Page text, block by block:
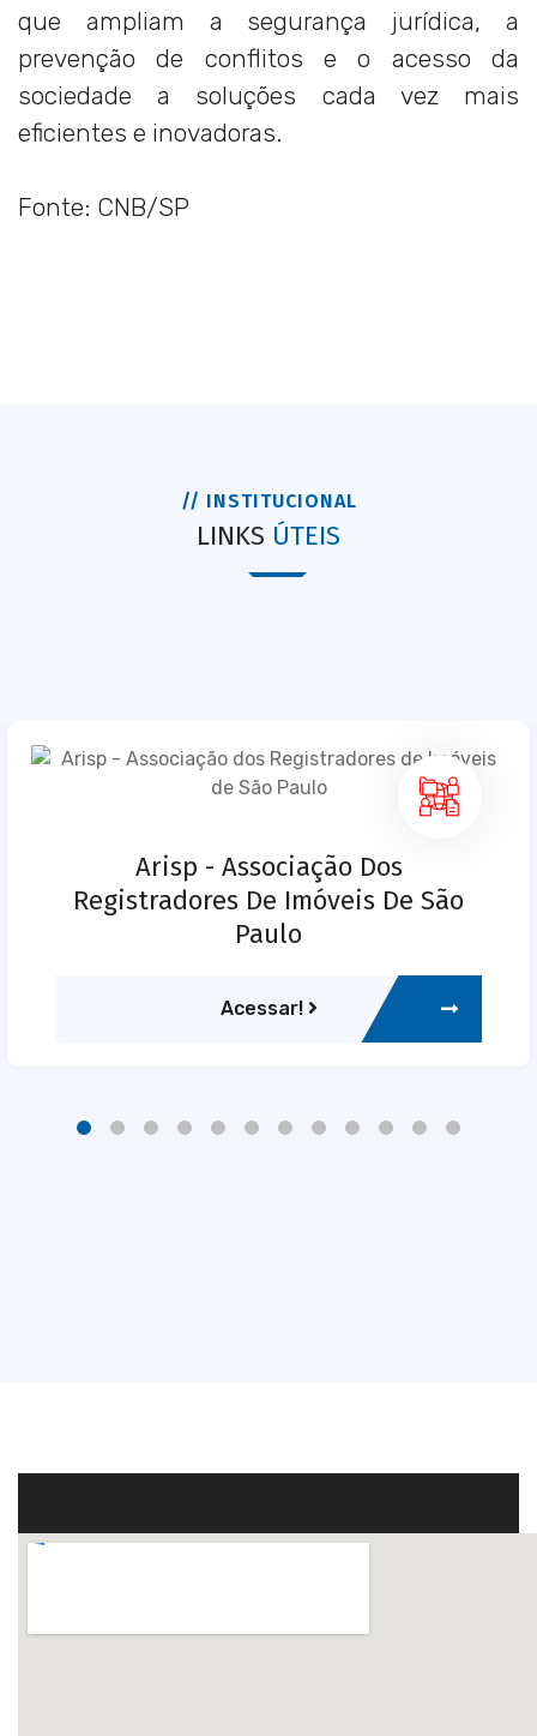
que ampliam a segurança jurídica, a
prevenção de conflitos e o acesso da
sociedade a soluções cada vez mais
eficientes e inovadoras.
Fonte: CNB/SP
// INSTITUCIONAL
LINKS ÚTEIS
Arisp - Associação Dos
Registradores De Imóveis De São
Paulo
Acessar!